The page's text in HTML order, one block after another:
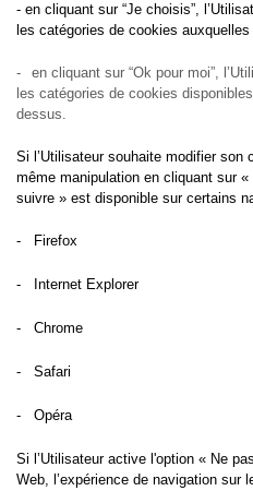
- en cliquant sur “Je choisis”,
les catégories de cookies
-
en cliquant sur “Ok pour moi”,
les catégories de cookies
dessus.
Si l’Utilisateur souhaite modifier
même manipulation en cliquant sur
suivre » est disponible sur certains
- Firefox
- Internet Explorer
- Chrome
- Safari
- Opéra
Si l’Utilisateur active l'option « Ne
Web, l’expérience de navigation sur